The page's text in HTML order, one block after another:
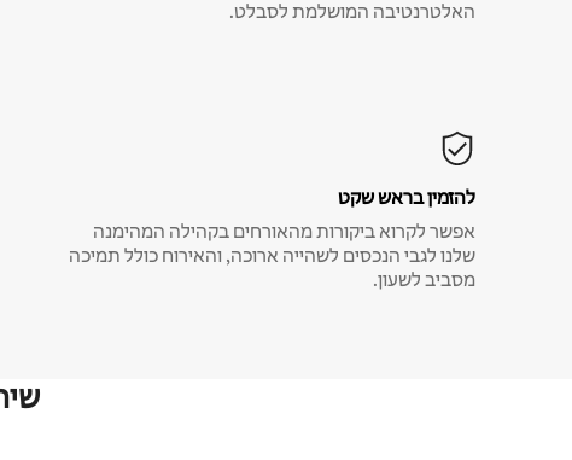
האלטרנטיבה המושלמת לסבלט.
להזמין בראש שקט
אפשר לקרוא ביקורות מהאורחים בקהילה המהימנה
שלנו לגבי הנכסים לשהייה ארוכה, והאירוח כולל תמיכה
מסביב לשעון.